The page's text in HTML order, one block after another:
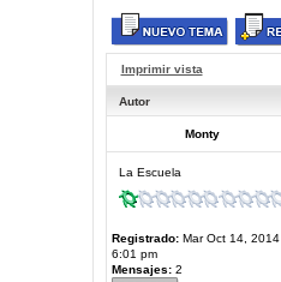
Imprimir vista
Autor
Monty
La Escuela
Registrado:Mar Oct 14, 2014
6:01 pm
Mensajes:2